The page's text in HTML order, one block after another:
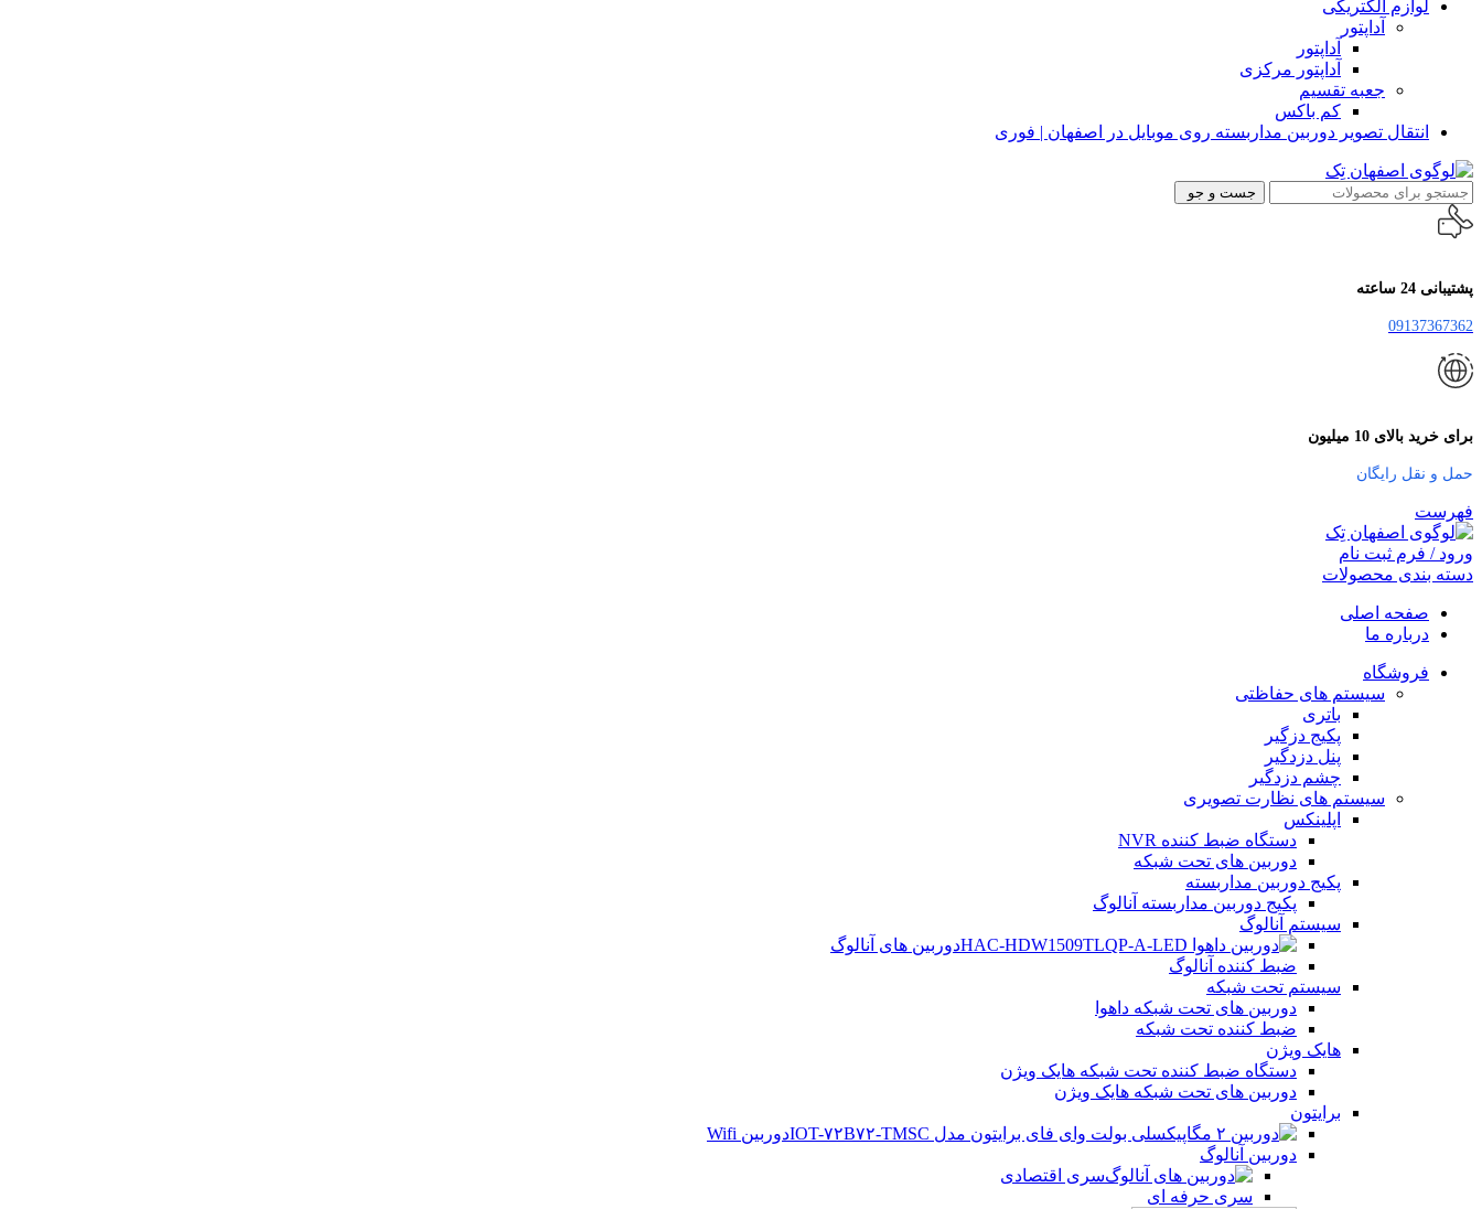
لوازم الکتریکی
آداپتور
آداپتور
آداپتور مرکزی
جعبه تقسیم
کم باکس
انتقال تصویر دوربین مداربسته روی موبایل در اصفهان | فوری
جست و جو
پشتیبانی 24 ساعته
09137367362
برای خرید بالای 10 میلیون
حمل و نقل رایگان
فهرست
ورود / فرم ثبت نام
دسته بندی محصولات
صفحه اصلی
درباره ما
فروشگاه
سیستم های حفاظتی
باتری
پکیج دزگیر
پنل دزدگیر
چشم دزدگیر
سیستم های نظارت تصویری
اپلینکس
دستگاه ضبط کننده NVR
دوربین های تحت شبکه
پکیج دوربین مداربسته
پکیج دوربین مداربسته آنالوگ
سیستم آنالوگ
دوربین های آنالوگ
ضبط کننده آنالوگ
سیستم تحت شبکه
دوربین های تحت شبکه داهوا
ضبط کننده تحت شبکه
هایک ویژن
دستگاه ضبط کننده تحت شبکه هایک ویژن
دوربین های تحت شبکه هایک ویژن
برایتون
دوربین Wifi
دوربین آنالوگ
سری اقتصادی
سری حرفه ای